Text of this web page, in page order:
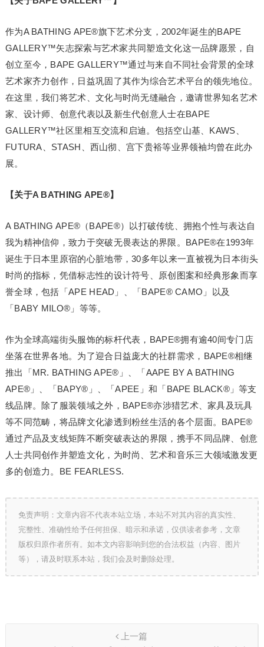
作为A BATHING APE®旗下艺术分支，2002年诞生的BAPE
GALLERY™矢志探索与艺术家共同塑造文化这一品牌愿景，自
创立至今，BAPE GALLERY™通过与来自不同社会背景的全球
艺术家齐力创作，日益巩固了其作为综合艺术平台的领先地位。
在这里，我们将艺术、文化与时尚无缝融合，邀请世界知名艺术
家、设计师、创意代表以及新生代创意人士在BAPE
GALLERY™社区里相互交流和启迪。包括空山基、KAWS、
FUTURA、STASH、西山彻、宫下贵裕等业界领袖均曾在此办
展。
【关于A BATHING APE®】
A BATHING APE®（BAPE®）以打破传统、拥抱个性与表达自
我为精神信仰，致力于突破无畏表达的界限。BAPE®在1993年
诞生于日本里原宿的心脏地带，30多年以来一直被视为日本街头
时尚的指标，凭借标志性的设计符号、原创图案和经典形象而享
誉全球，包括「APE HEAD」、「BAPE® CAMO」以及
「BABY MILO®」等等。
作为全球高端街头服饰的标杆代表，BAPE®拥有逾40间专门店
坐落在世界各地。为了迎合日益庞大的社群需求，BAPE®相继
推出「MR. BATHING APE®」、「AAPE BY A BATHING
APE®」、「BAPY®」、「APEE」和「BAPE BLACK®」等支
线品牌。除了服装领域之外，BAPE®亦涉猎艺术、家具及玩具
等不同范畴，将品牌文化渗透到粉丝生活的各个层面。BAPE®
通过产品及支线矩阵不断突破表达的界限，携手不同品牌、创意
人士共同创作并塑造文化，为时尚、艺术和音乐三大领域激发更
多的创造力。BE FEARLESS.
免责声明：文章内容不代表本站立场，本站不对其内容的真实性、
完整性、准确性给予任何担保、暗示和承诺，仅供读者参考，文章
版权归原作者所有。如本文内容影响到您的合法权益（内容、图片
等），请及时联系本站，我们会及时删除处理。
上一篇